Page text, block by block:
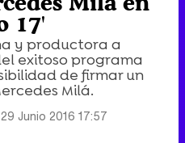
17'
y productora a
exitoso programa
de firmar un
Milá.
Junio 2016 17:57